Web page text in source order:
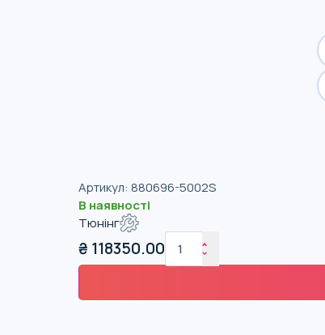
Артикул: 880696-5002S
В наявності
Тюнінг
₴ 118350.00